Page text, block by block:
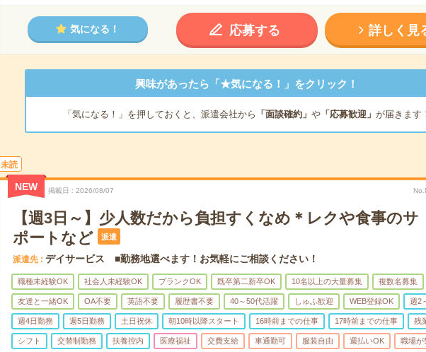
気になる！ 応募する 詳しく見
興味があったら「★気になる！」をクリック！
「気になる！」を押しておくと、派遣会社から 「面談確約」 や「応募歓迎」 が届きます
未読
NEW 掲載日 2026/08/07
【週3日～】少人数だから負担すくなめ＊レクや食事のサ
ポートなど
派遣
派遣先 デイサービス ■勤務地選べます！お気軽にご相談ください！
職種未経験OK 社会人未経験OK ブランクOK 既卒第二新卒OK 10名以上の大量募集 複数名募集
友達と一緒OK OA不要 英語不要 履歴書不要 40～50代活躍 しゅふ歓迎 WEB登録OK 週2
週4日勤務 週5日勤務 土日祝休 朝10時以降スタート 16時前までの仕事 17時前までの仕事 残
シフト 交替制勤務 扶養控内 医療福祉 交費支給 車通勤可 服装自由 週払いOK 職場が